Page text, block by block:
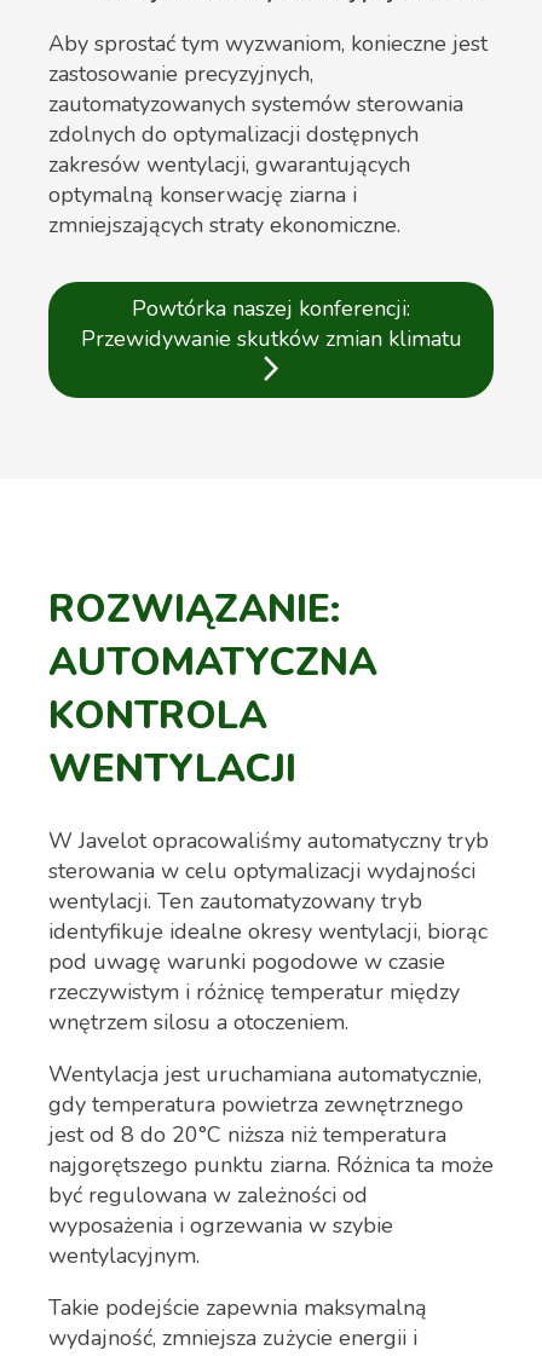
Aby sprostać tym wyzwaniom, konieczne jest
zastosowanie precyzyjnych,
zautomatyzowanych systemów sterowania
zdolnych do optymalizacji dostępnych
zakresów wentylacji, gwarantujących
optymalną konserwację ziarna i
zmniejszających straty ekonomiczne.
Powtórka naszej konferencji:
Przewidywanie skutków zmian klimatu
arrow_forward_ios
ROZWIĄZANIE:
AUTOMATYCZNA
KONTROLA
WENTYLACJI
W Javelot opracowaliśmy automatyczny tryb
sterowania w celu optymalizacji wydajności
wentylacji. Ten zautomatyzowany tryb
identyfikuje idealne okresy wentylacji, biorąc
pod uwagę warunki pogodowe w czasie
rzeczywistym i różnicę temperatur między
wnętrzem silosu a otoczeniem.
Wentylacja jest uruchamiana automatycznie,
gdy temperatura powietrza zewnętrznego
jest od 8 do 20°C niższa niż temperatura
najgorętszego punktu ziarna. Różnica ta może
być regulowana w zależności od
wyposażenia i ogrzewania w szybie
wentylacyjnym.
Takie podejście zapewnia maksymalną
wydajność, zmniejsza zużycie energii i